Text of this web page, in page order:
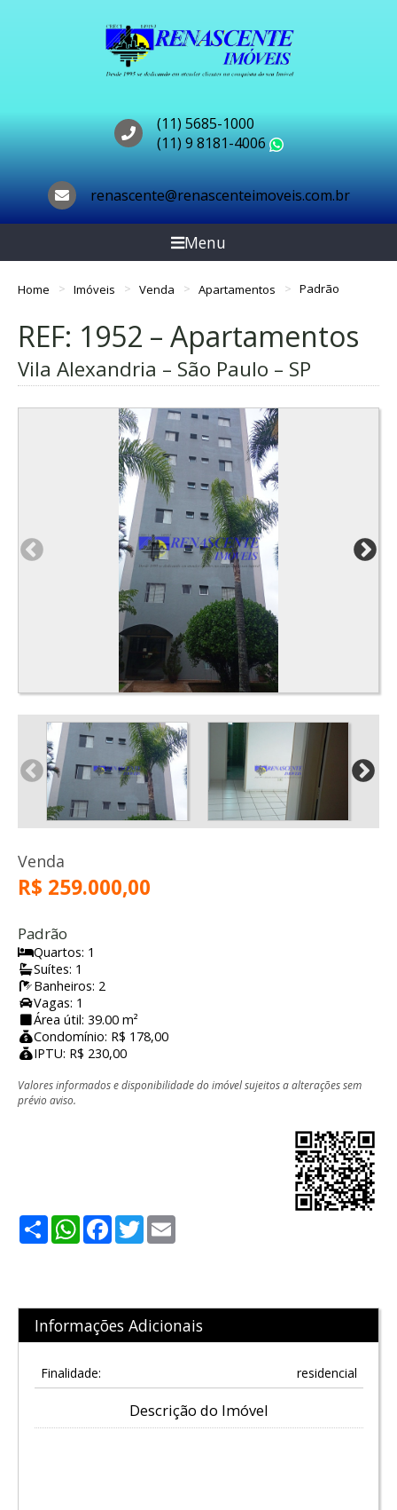
(11) 5685-1000
(11) 9 8181-4006
renascente@renascenteimoveis.com.br
Menu
Home Imóveis Venda Apartamentos Padrão
REF: 1952 – Apartamentos
Vila Alexandria – São Paulo – SP
Venda
R$ 259.000,00
Padrão
Quartos: 1
Suítes: 1
Banheiros: 2
Vagas: 1
Área útil: 39.00 m²
Condomínio: R$ 178,00
IPTU: R$ 230,00
Valores informados e disponibilidade do imóvel sujeitos a alterações sem
prévio aviso.
ShareWhatsApp
Facebook
Twitter
Informações Adicionais
Finalidade: residencial
Descrição do Imóvel